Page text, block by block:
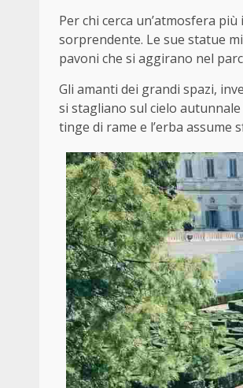
Per chi cerca un’atmosfera più
sorprendente. Le sue statue
pavoni che si aggirano nel
Gli amanti dei grandi spazi,
si stagliano sul cielo
tinge di rame e l’erba assume